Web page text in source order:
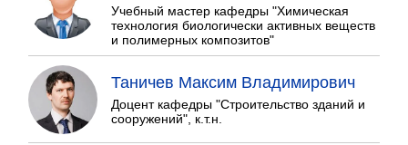
Учебный мастер кафедры "Химическая
технология биологически активных веществ
и полимерных композитов"
Таничев Максим Владимирович
Доцент кафедры "Строительство зданий и
сооружений", к.т.н.